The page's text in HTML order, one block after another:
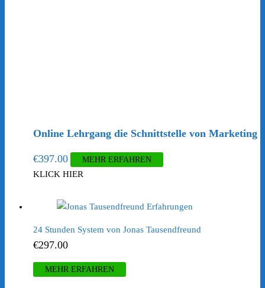
Online Lehrgang die Schnittstelle von Marketing
€397.00 MEHR ERFAHREN
KLICK HIER
24 Stunden System von Jonas Tausendfreund
€297.00
MEHR ERFAHREN